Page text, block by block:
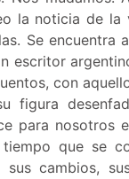
la noticia de la
Se encuentra
escritor
con
figura
para nosotros
que se
cambios,